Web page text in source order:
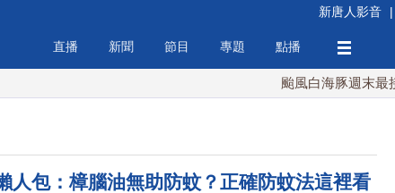
新唐人影音 |
直播 新聞 節目 專題 點播
颱風白海豚週末最接
人包：樟腦油無助防蚊？正確防蚊法這裡看